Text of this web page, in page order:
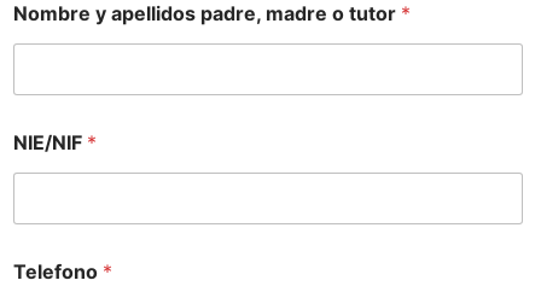
Nombre y apellidos padre, madre o tutor *
NIE/NIF *
Telefono *